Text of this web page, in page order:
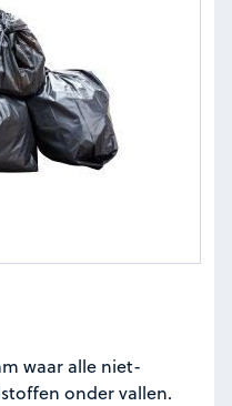
waar alle niet-
onder vallen.